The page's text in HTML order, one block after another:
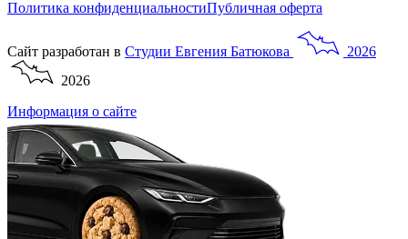
Политика конфиденциальностиПубличная оферта
Сайт разработан в Студии Евгения Батюкова
2026
2026
Информация о сайте